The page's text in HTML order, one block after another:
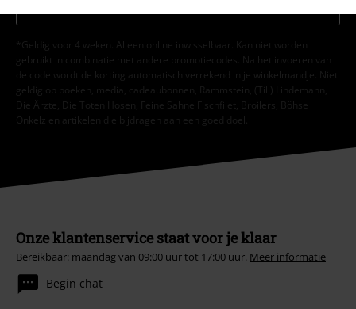
*Geldig voor 4 weken. Alleen online inwisselbaar. Kan niet worden
gebruikt in combinatie met andere promotiecodes. Na het invoeren van
de code wordt de korting automatisch verrekend in je winkelmandje. Niet
geldig op boeken, media, cadeaubonnen, Rammstein, (Till) Lindemann,
Die Ärzte, Die Toten Hosen, Feine Sahne Fischfilet, Broilers, Böhse
Onkelz en artikelen die bijdragen aan een goed doel.
Onze klantenservice staat voor je klaar
Bereikbaar: maandag van 09:00 uur tot 17:00 uur. Meer informatie
Begin chat